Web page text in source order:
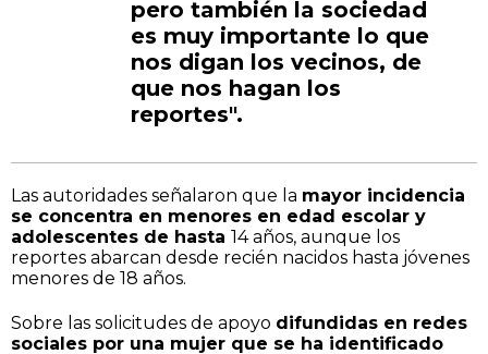
pero también la sociedad
es muy importante lo que
nos digan los vecinos, de
que nos hagan los
reportes".
Las autoridades señalaron que la mayor incidencia
se concentra en menores en edad escolar y
adolescentes de hasta 14 años, aunque los
reportes abarcan desde recién nacidos hasta jóvenes
menores de 18 años.
Sobre las solicitudes de apoyo difundidas en redes
sociales por una mujer que se ha identificado